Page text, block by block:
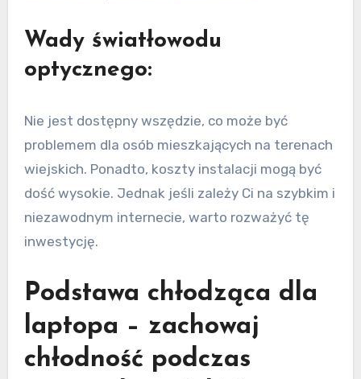
Wady światłowodu
optycznego:
Nie jest dostępny wszędzie, co może być
problemem dla osób mieszkających na terenach
wiejskich. Ponadto, koszty instalacji mogą być
dość wysokie. Jednak jeśli zależy Ci na szybkim i
niezawodnym internecie, warto rozważyć tę
inwestycję.
Podstawa chłodząca dla
laptopa – zachowaj
chłodność podczas